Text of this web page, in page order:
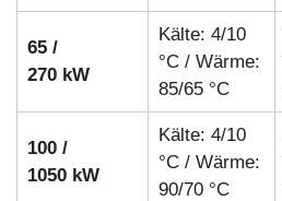
65 /
270 kW
Kälte: 4/10
°C / Wärme:
85/65 °C
100 /
1050 kW
Kälte: 4/10
°C / Wärme:
90/70 °C